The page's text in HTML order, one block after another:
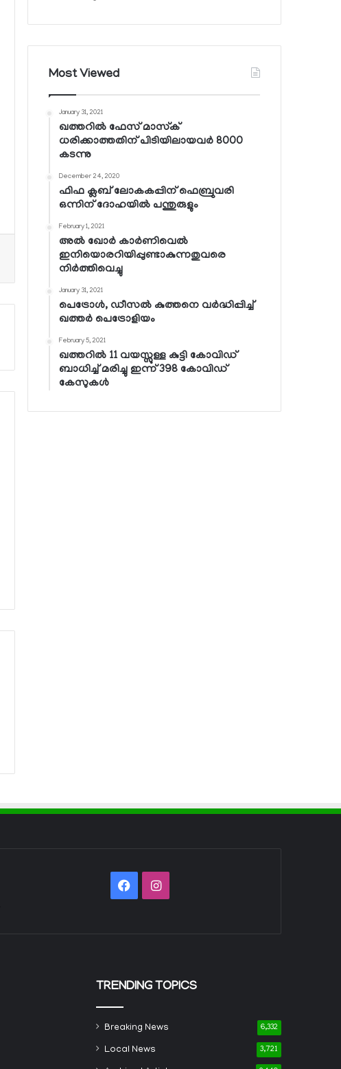
Most Viewed
January 31, 2021
ഖത്തറില്‍ ഫേസ് മാസ്‌ക്
ധരിക്കാത്തതിന് പിടിയിലായവര്‍ 8000
കടന്നു
December 24, 2020
ഫിഫ ക്ലബ് ലോകകപ്പിന് ഫെബ്രുവരി
ഒന്നിന് ദോഹയില്‍ പന്തുരുളും
February 1, 2021
അല്‍ ഖോര്‍ കാര്‍ണിവെല്‍
ഇനിയൊരറിയിപ്പുണ്ടാകുന്നതുവരെ
നിര്‍ത്തിവെച്ചു
January 31, 2021
പെട്രോള്‍, ഡീസല്‍ കുത്തനെ വര്‍ദ്ധിപ്പിച്ച്
ഖത്തര്‍ പെട്രോളിയം
February 5, 2021
ഖത്തറില്‍ 11 വയസ്സുള്ള കുട്ടി കോവിഡ്
ബാധിച്ച് മരിച്ചു ഇന്ന് 398 കോവിഡ്
കേസുകള്‍
FacebookInstagram
TRENDING TOPICS
Breaking News 6,332
Local News 3,721